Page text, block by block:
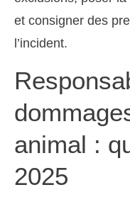
et consigner des
l’incident.
animal :
2025